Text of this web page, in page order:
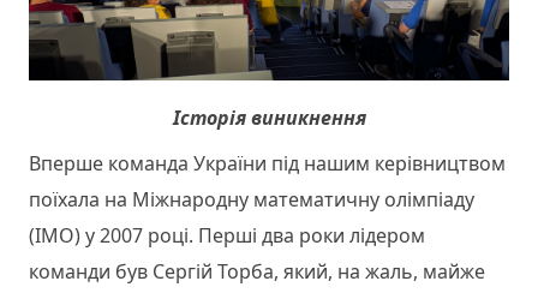
Історія виникнення
Вперше команда України під нашим керівництвом
поїхала на Міжнародну математичну олімпіаду
(ІМО) у 2007 році. Перші два роки лідером
команди був Сергій Торба, який, на жаль, майже